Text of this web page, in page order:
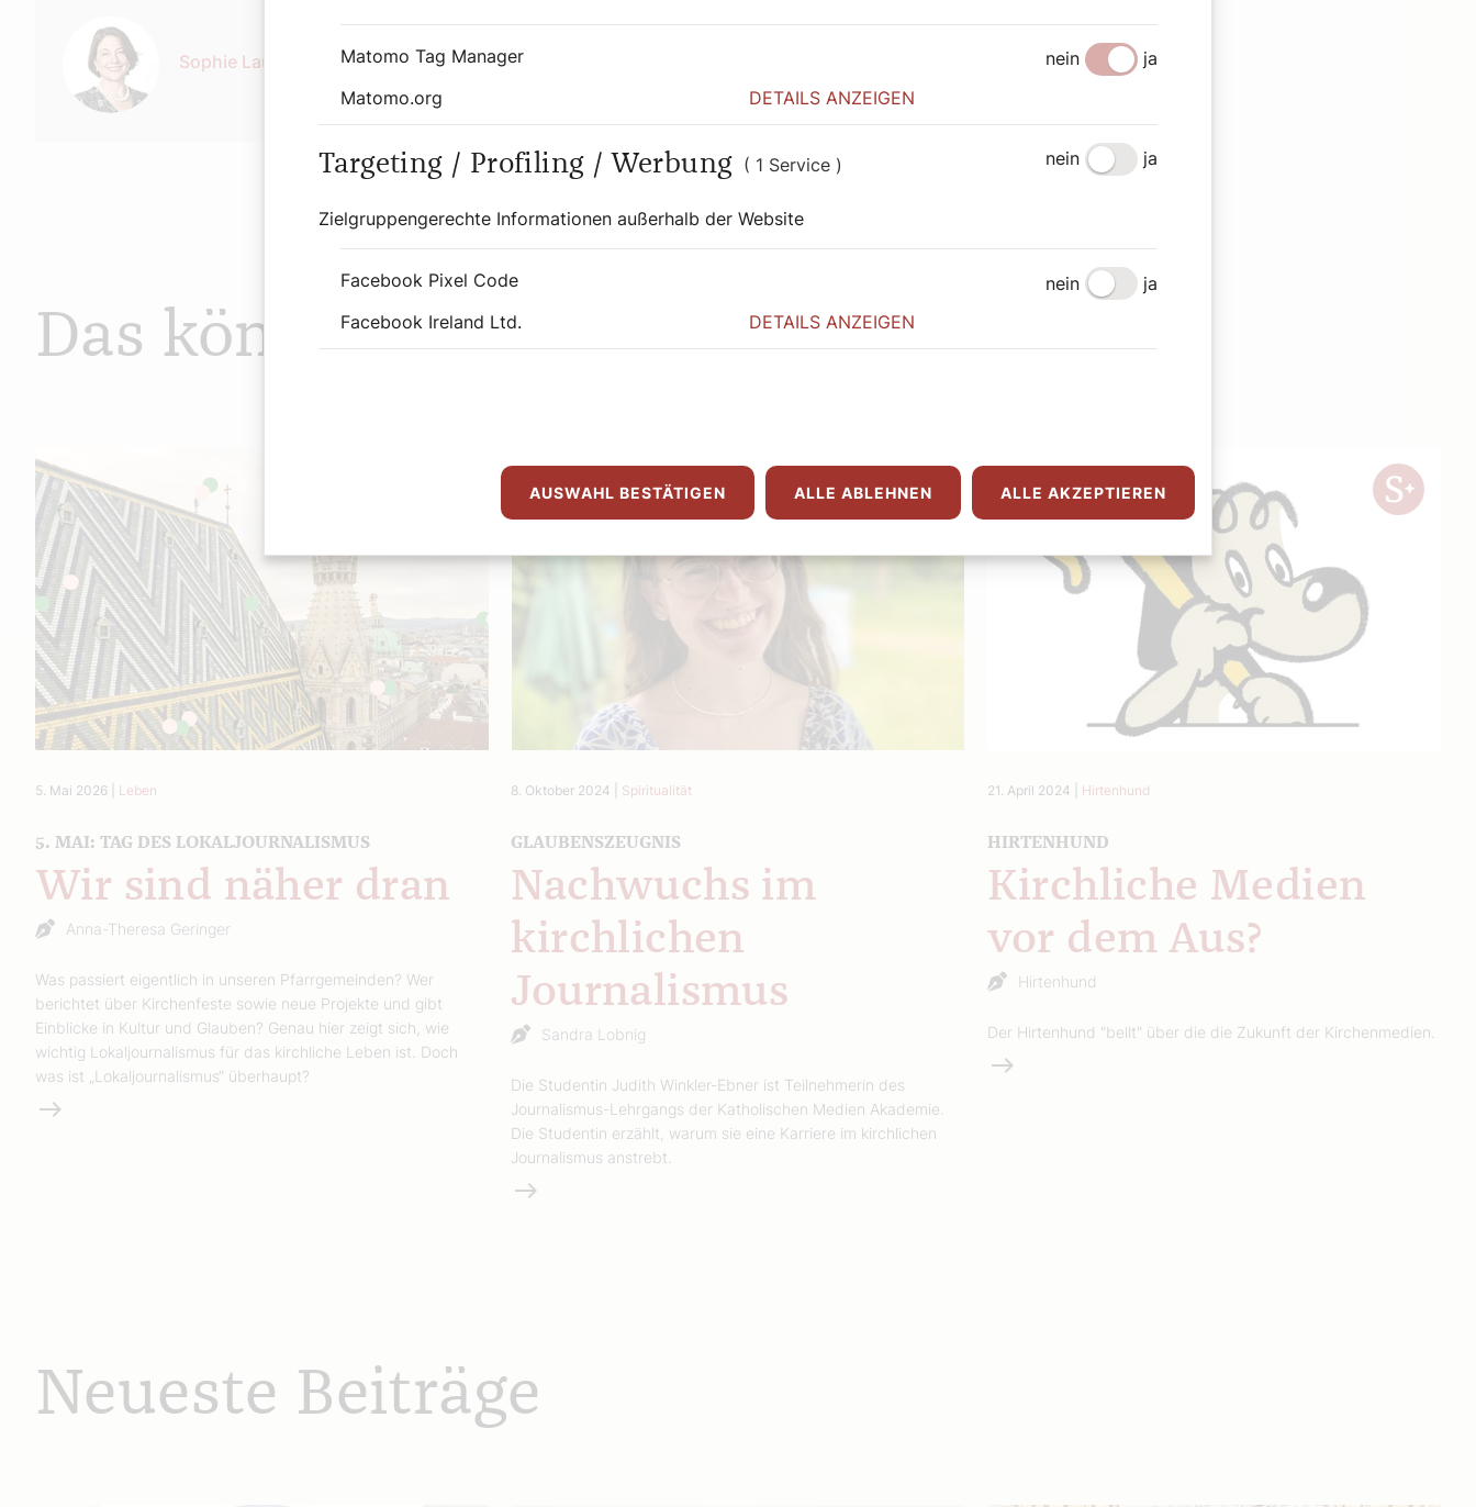
Sophie Lauringer
Das könnte Sie auch interessieren
5. Mai 2026 Leben
5. MAI: TAG DES LOKALJOURNALISMUS
Wir sind näher dran
Anna-Theresa Geringer
Was passiert eigentlich in unseren Pfarrgemeinden? Wer
berichtet über Kirchenfeste sowie neue Projekte und gibt
Einblicke in Kultur und Glauben? Genau hier zeigt sich, wie
wichtig Lokaljournalismus für das kirchliche Leben ist. Doch
was ist „Lokaljournalismus“ überhaupt?
Weiterlesen
8. Oktober 2024 Spiritualität
GLAUBENSZEUGNIS
Nachwuchs im
kirchlichen
Journalismus
Sandra Lobnig
Die Studentin Judith Winkler-Ebner ist Teilnehmerin des
Journalismus-Lehrgangs der Katholischen Medien Akademie.
Die Studentin erzählt, warum sie eine Karriere im kirchlichen
Journalismus anstrebt.
Weiterlesen
21. April 2024 Hirtenhund
HIRTENHUND
Kirchliche Medien
vor dem Aus?
Hirtenhund
Der Hirtenhund "bellt" über die die Zukunft der Kirchenmedien.
Weiterlesen
Neueste Beiträge
Matomo Tag Manager nein
ja
Matomo.org
DETAILS ANZEIGEN
Targeting / Profiling / Werbung ( 1 Service )
Zielgruppengerechte Informationen außerhalb der Website
nein ja
Facebook Pixel Code nein
ja
Facebook Ireland Ltd.
DETAILS ANZEIGEN
AUSWAHL BESTÄTIGEN ALLE ABLEHNEN ALLE AKZEPTIEREN